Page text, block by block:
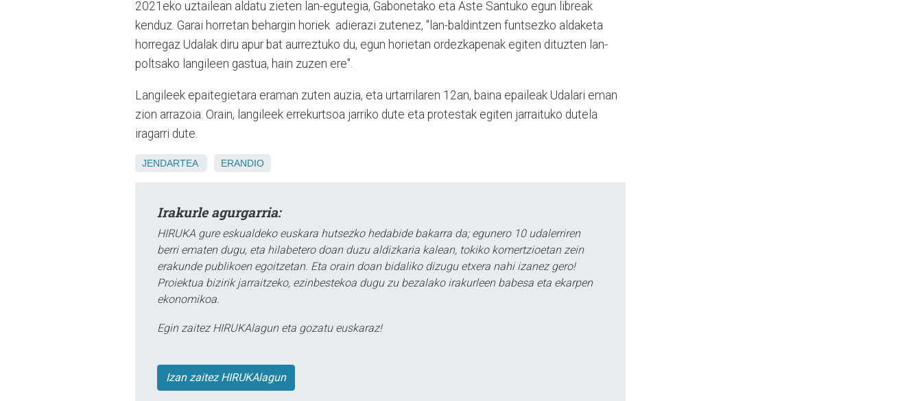
2021eko uztailean aldatu zieten lan-egutegia, Gabonetako eta Aste Santuko egun libreak
kenduz. Garai horretan behargin horiek adierazi zutenez, "lan-baldintzen funtsezko aldaketa
horregaz Udalak diru apur bat aurreztuko du, egun horietan ordezkapenak egiten dituzten lan-
poltsako langileen gastua, hain zuzen ere".
Langileek epaitegietara eraman zuten auzia, eta urtarrilaren 12an, baina epaileak Udalari eman
zion arrazoia. Orain, langileek errekurtsoa jarriko dute eta protestak egiten jarraituko dutela
iragarri dute.
JENDARTEA ERANDIO
Irakurle agurgarria:
HIRUKA gure eskualdeko euskara hutsezko hedabide bakarra da; egunero 10 udalerriren
berri ematen dugu, eta hilabetero doan duzu aldizkaria kalean, tokiko komertzioetan zein
erakunde publikoen egoitzetan. Eta orain doan bidaliko dizugu etxera nahi izanez gero!
Proiektua bizirik jarraitzeko, ezinbestekoa dugu zu bezalako irakurleen babesa eta ekarpen
ekonomikoa.
Egin zaitez HIRUKAlagun eta gozatu euskaraz!
Izan zaitez HIRUKAlagun